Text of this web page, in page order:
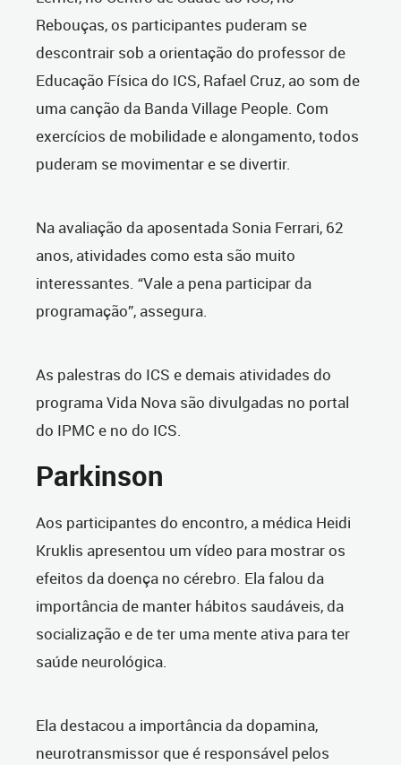
Rebouças, os participantes puderam se
descontrair sob a orientação do professor de
Educação Física do ICS, Rafael Cruz, ao som de
uma canção da Banda Village People. Com
exercícios de mobilidade e alongamento, todos
puderam se movimentar e se divertir.
Na avaliação da aposentada Sonia Ferrari, 62
anos, atividades como esta são muito
interessantes. “Vale a pena participar da
programação”, assegura.
As palestras do ICS e demais atividades do
programa Vida Nova são divulgadas no portal
do IPMC e no do ICS.
Parkinson
Aos participantes do encontro, a médica Heidi
Kruklis apresentou um vídeo para mostrar os
efeitos da doença no cérebro. Elafalou da
importância de manter hábitos saudáveis, da
socialização e de ter uma mente ativa para ter
saúde neurológica.
Ela destacou a importância da dopamina,
neurotransmissor que é responsável pelos